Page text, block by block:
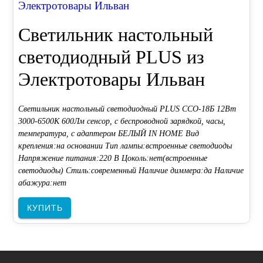
Электротовары Ильван
Светильник настольный
светодиодный PLUS из
Электротовары Ильван
Светильник настольный светодиодный PLUS ССО-18Б 12Вт
3000-6500К 600Лм сенсор, с беспроводной зарядкой, часы,
температура, с адаптером БЕЛЫЙ IN HOME Вид
крепления:на основании Тип лампы:встроенные светодиоды
Напряжение питания:220 В Цоколь:нет(встроенные
светодиоды) Стиль:современный Наличие диммера:да Наличие
абажура:нет
КУПИТЬ